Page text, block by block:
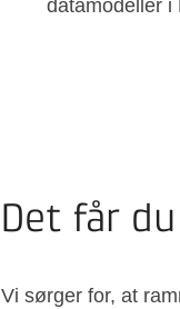
datamodeller i
Det får
Vi sørger for, at